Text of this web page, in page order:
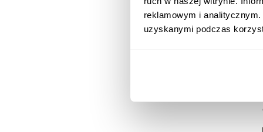
reklamowym i
uzyskanymi podczas